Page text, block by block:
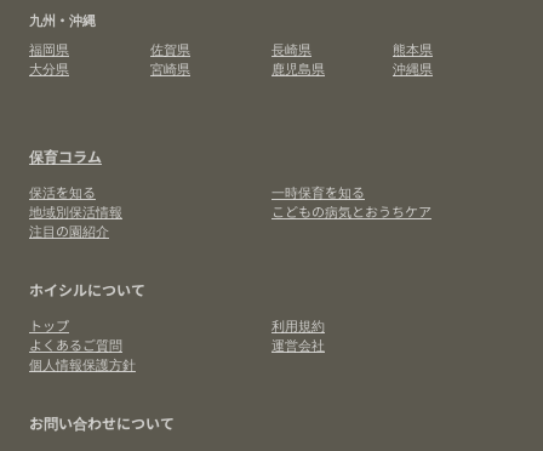
九州・沖縄
福岡県
佐賀県 長崎県
熊本県
大分県
宮崎県 鹿児島県 沖縄県
保育コラム
保活を知る
一時保育を知る
地域別保活情報
こどもの病気とおうちケア
注目の園紹介
ホイシルについて
トップ
利用規約
よくあるご質問
運営会社
個人情報保護方針
お問い合わせについて